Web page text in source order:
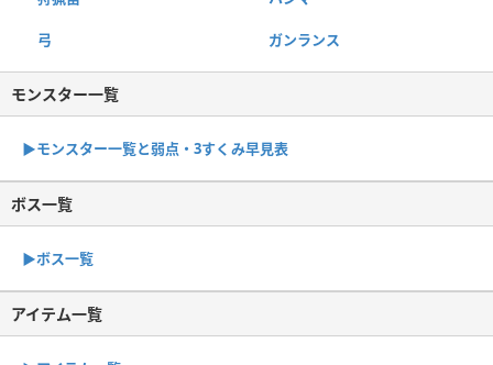
弓 ガンランス
モンスター一覧
▶︎モンスター一覧と弱点・3すくみ早見表
ボス一覧
▶︎ボス一覧
アイテム一覧